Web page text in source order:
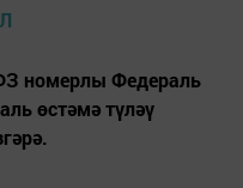
номерлы Федераль
өстәмә түләү